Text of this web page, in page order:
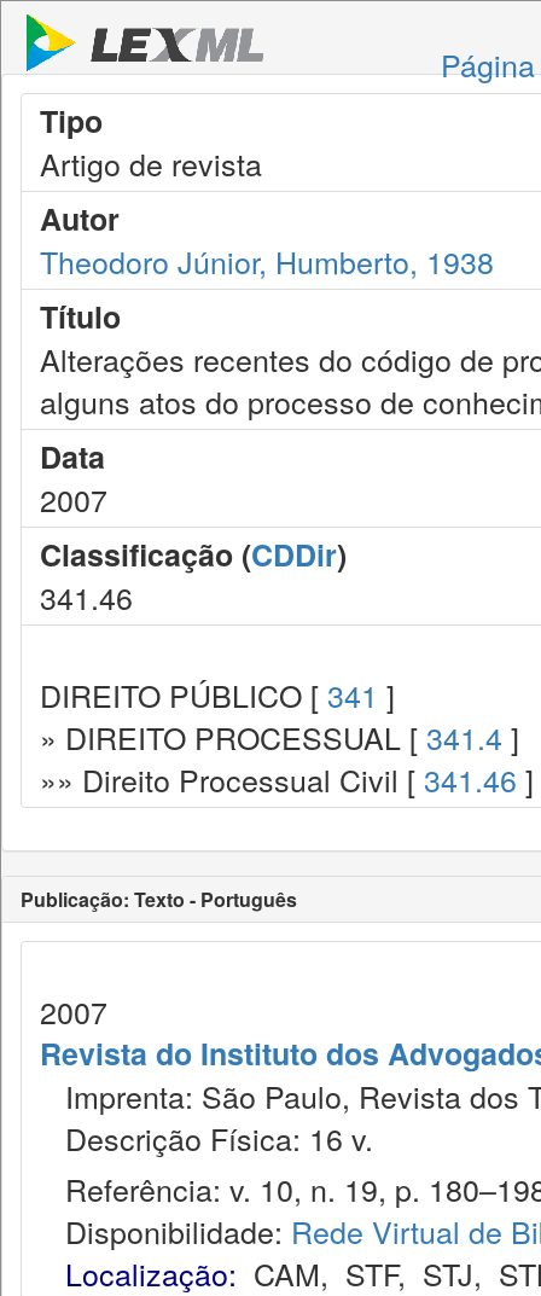
Tipo
Artigo de revista
Autor
Theodoro Júnior, Humberto, 1938
Título
Alterações recentes do código de
alguns atos do processo de
Data
2007
Classificação (CDDir)
341.46
DIREITO PÚBLICO [ 341 ]
» DIREITO PROCESSUAL [ 341.4 ]
»» Direito Processual Civil [ 341.46 ]
Publicação: Texto - Português
2007
Revista do Instituto dos
Imprenta: São Paulo, Revista dos
Descrição Física: 16 v.
Referência: v. 10, n. 19, p.
Disponibilidade: Rede Virtual de
Localização: CAM, STF, STJ,